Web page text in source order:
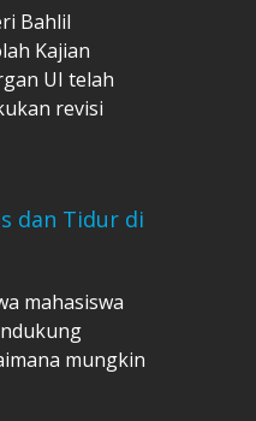
Bahlil
Kajian
UI telah
revisi
dan Tidur di
mahasiswa
mungkin